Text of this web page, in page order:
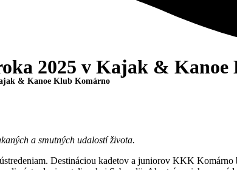
2025 v Kajak &
& Kanoe Klub Komárno
a smutných udalostí života.
Destináciou kadetov a juniorov KKK